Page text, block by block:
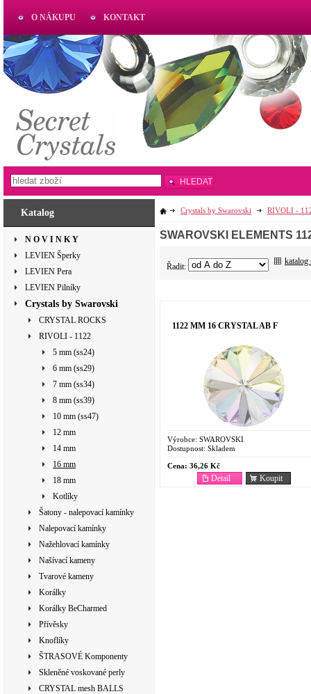
Katalog
N O V I N K Y
LEVIEN Šperky
LEVIEN Pera
LEVIEN Pilníky
Crystals by Swarovski
CRYSTAL ROCKS
RIVOLI - 1122
5 mm (ss24)
6 mm (ss29)
7 mm (ss34)
8 mm (ss39)
10 mm (ss47)
12 mm
14 mm
16 mm
18 mm
Kotlíky
Šatony - nalepovací kamínky
Nalepovací kamínky
Nažehlovací kamínky
Našívací kameny
Tvarové kameny
Korálky
Korálky BeCharmed
Přívěsky
Knoflíky
ŠTRASOVÉ Komponenty
Skleněné voskované perly
CRYSTAL mesh BALLS
Crystals by Swarovski RIVOLI -
SWAROVSKI ELEMENTS
Řadit:
katalog
1122 MM 16 CRYSTAL AB F
Výrobce: SWAROVSKI
Dostupnost: Skladem
Cena: 36,26 Kč
Koupit
Detail
O NÁKUPU KONTAKT
AKTUAL
www.aktual-koralky.cz
HLEDAT